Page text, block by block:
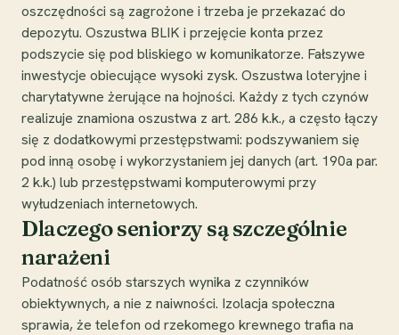
oszczędności są zagrożone i trzeba je przekazać do
depozytu. Oszustwa BLIK i przejęcie konta przez
podszycie się pod bliskiego w komunikatorze. Fałszywe
inwestycje obiecujące wysoki zysk. Oszustwa loteryjne i
charytatywne żerujące na hojności. Każdy z tych czynów
realizuje znamiona oszustwa z art. 286 k.k., a często łączy
się z dodatkowymi przestępstwami: podszywaniem się
pod inną osobę i wykorzystaniem jej danych (art. 190a par.
2 k.k.) lub przestępstwami komputerowymi przy
wyłudzeniach internetowych.
Dlaczego seniorzy są szczególnie
narażeni
Podatność osób starszych wynika z czynników
obiektywnych, a nie z naiwności. Izolacja społeczna
sprawia, że telefon od rzekomego krewnego trafia na